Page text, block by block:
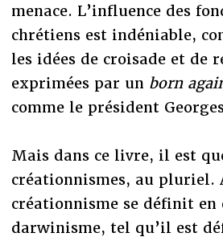
menace. L’influence des
chrétiens est indéniable,
les idées de croisade et de
exprimées par un born
comme le président
Mais dans ce livre, il est
créationnismes, au pluriel.
créationnisme se définit en
darwinisme, tel qu’il est